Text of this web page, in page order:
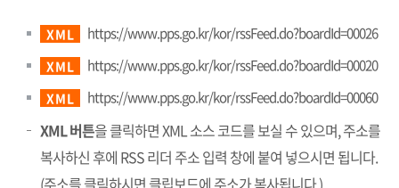
XML https://www.pps.go.kr/kor/rssFeed.do?boardId=00026
XML https://www.pps.go.kr/kor/rssFeed.do?boardId=00020
XML https://www.pps.go.kr/kor/rssFeed.do?boardId=00060
XML 버튼을 클릭하면 XML 소스 코드를 보실 수 있으며, 주소를
복사하신 후에 RSS 리더 주소 입력 창에 붙여 넣으시면 됩니다.
(주소를 클릭하시면 클립보드에 주소가 복사됩니다.)